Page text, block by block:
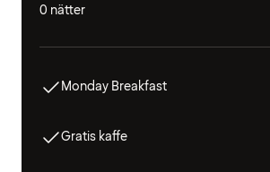
0 nätter
Monday Breakfast
Gratis kaffe